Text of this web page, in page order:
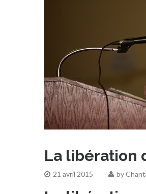
La libération
21 avril 2015 by